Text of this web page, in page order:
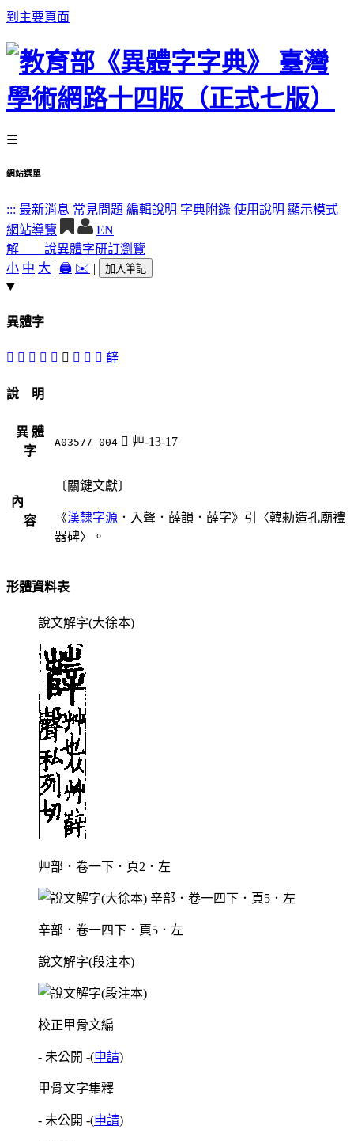
到主要頁面
☰
網站選單
::: 最新消息 常見問題 編輯說明 字典附錄 使用說明 顯示模式
網站導覽
EN
解 說異體字研訂瀏覽
小 中 大 | 🖨️ ✉️ | 加入筆記
異體字
𦵮 󵉜 󵉛 󵉝 󵉞 󵉙 󵉚 𧀼 󵉟 辥
說 明
異 體
字
A03577-004 󵉙 艸-13-17
內
容
〔關鍵文獻〕
《漢隸字源 ．入聲．薛韻．薛字》引〈韓勑造孔廟禮
器碑〉。
形體資料表
說文解字(大徐本)
艸部．卷一下．頁2．左
辛部．卷一四下．頁5．左
說文解字(段注本)
校正甲骨文編
- 未公開 -(申請)
甲骨文字集釋
- 未公開 -(申請)